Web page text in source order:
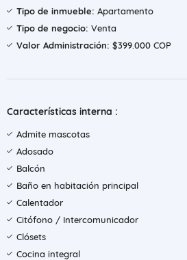
Tipo de inmueble: Apartamento
Tipo de negocio: Venta
Valor Administración: $399.000 COP
Características interna :
Admite mascotas
Adosado
Balcón
Baño en habitación principal
Calentador
Citófono / Intercomunicador
Clósets
Cocina integral